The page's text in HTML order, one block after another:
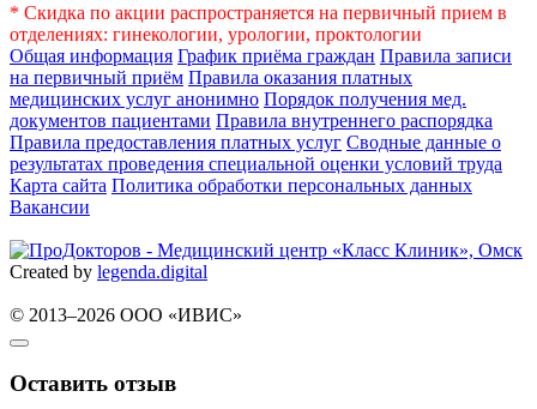
* Скидка по акции распространяется на первичный прием в
отделениях: гинекологии, урологии, проктологии
Общая информация График приёма граждан Правила записи
на первичный приём Правила оказания платных
медицинских услуг анонимно Порядок получения мед.
документов пациентами Правила внутреннего распорядка
Правила предоставления платных услуг Сводные данные о
результатах проведения специальной оценки условий труда
Карта сайта Политика обработки персональных данных
Вакансии
Created by legenda.digital
© 2013–2026 ООО «ИВИС»
Оставить отзыв